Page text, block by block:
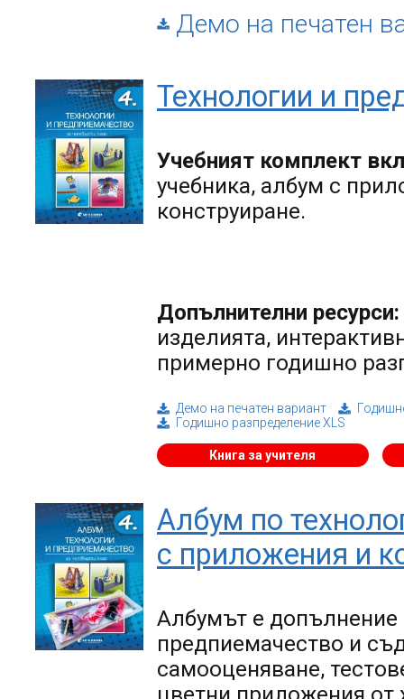
Демо на печатен
Технологии и
Учебният комплект
учебника, албум с
конструиране.
Допълнителни ресурси:
изделията,
примерно годишно
Демо на печатен вариант
Годишно разпределение XLS
Книга за учителя
Албум по
с приложения и
Албумът е допълнение
предпиемачество и
самооценяване,